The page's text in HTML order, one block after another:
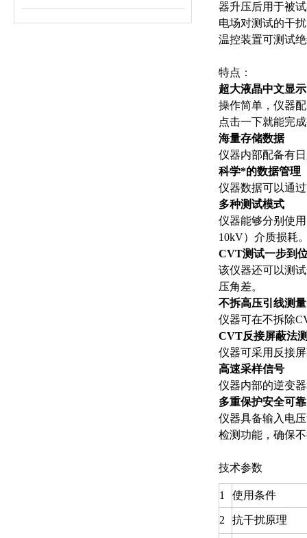
器升压后用于被
电场对测试的干
温控装置可测试
特点：
超大液晶中文显示
操作简单，仪器
点击一下就能完
海量存储数据
仪器内部配备有
科学*的数据管理
仪器数据可以通
多种测试模式
仪器能够分别使
10kV）介质损耗
CVT测试一步到
该仪器还可以测
压角差。
不拆高压引线测
仪器可在不拆除
CVT反接屏蔽法
仪器可采用反接
高速采样信号
仪器内部的逆变
多重保护安全可靠
仪器具备输入电
检测功能，确保
技术参数
1 使用条件
2 抗干扰原理